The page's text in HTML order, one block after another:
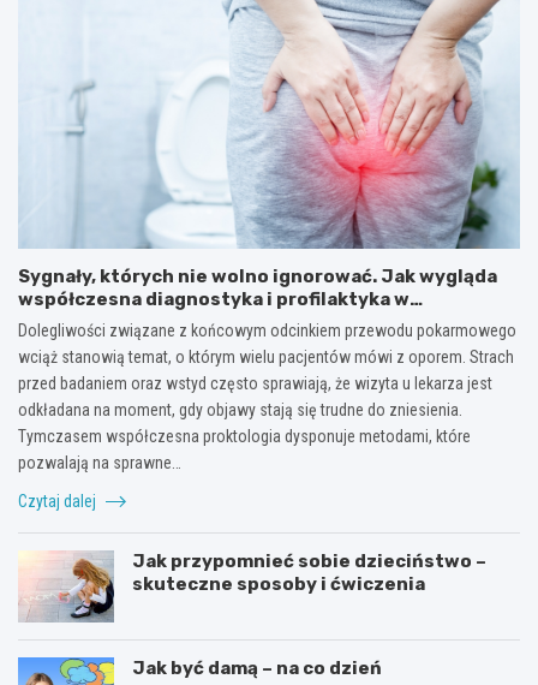
Sygnały, których nie wolno ignorować. Jak wygląda
współczesna diagnostyka i profilaktyka w
proktologii?
Dolegliwości związane z końcowym odcinkiem przewodu pokarmowego
wciąż stanowią temat, o którym wielu pacjentów mówi z oporem. Strach
przed badaniem oraz wstyd często sprawiają, że wizyta u lekarza jest
odkładana na moment, gdy objawy stają się trudne do zniesienia.
Tymczasem współczesna proktologia dysponuje metodami, które
pozwalają na sprawne…
Czytaj dalej
Jak przypomnieć sobie dzieciństwo –
skuteczne sposoby i ćwiczenia
Jak być damą – na co dzień